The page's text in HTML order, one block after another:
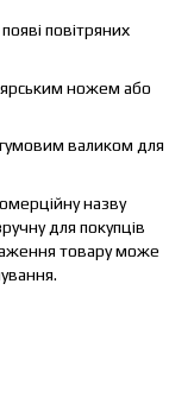
повітряних
ножем або
валиком для
назву
для покупців
товару може